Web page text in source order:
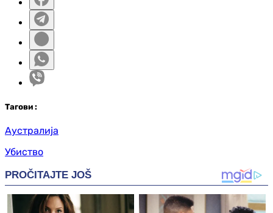
Тагови :
Аустралија
Убиство